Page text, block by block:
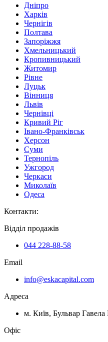
Дніпро
Харків
Чернігів
Полтава
Запоріжжя
Хмельницький
Кропивницький
Житомир
Рівне
Луцьк
Вінниця
Львів
Чернівці
Кривий Ріг
Івано-Франківськ
Херсон
Суми
Тернопіль
Ужгород
Черкаси
Миколаїв
Одеса
Контакти:
Відділ продажів
044 228-88-58
Email
info@eskacapital.com
Адреса
м. Київ, Бульвар
Офіс